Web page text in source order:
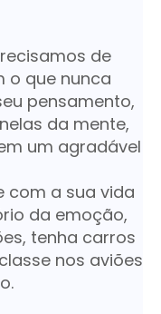
de
o que nunca
pensamento,
da mente,
um agradável
com a sua vida
da emoção,
tenha carros
nos aviões